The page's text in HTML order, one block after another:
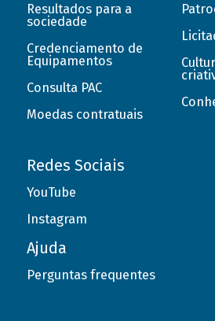
Resultados para a
sociedade
Credenciamento de
Equipamentos
Consulta PAC
Moedas contratuais
Redes Sociais
YouTube
Instagram
Ajuda
Perguntas frequentes